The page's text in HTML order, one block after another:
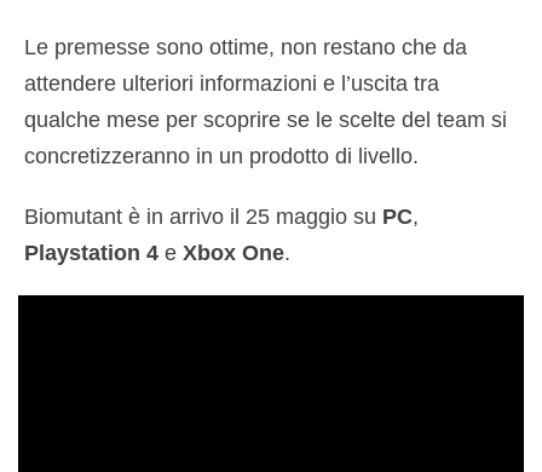
Le premesse sono ottime, non restano che da
attendere ulteriori informazioni e l’uscita tra
qualche mese per scoprire se le scelte del team si
concretizzeranno in un prodotto di livello.
Biomutant è in arrivo il 25 maggio su PC,
Playstation 4 e Xbox One.